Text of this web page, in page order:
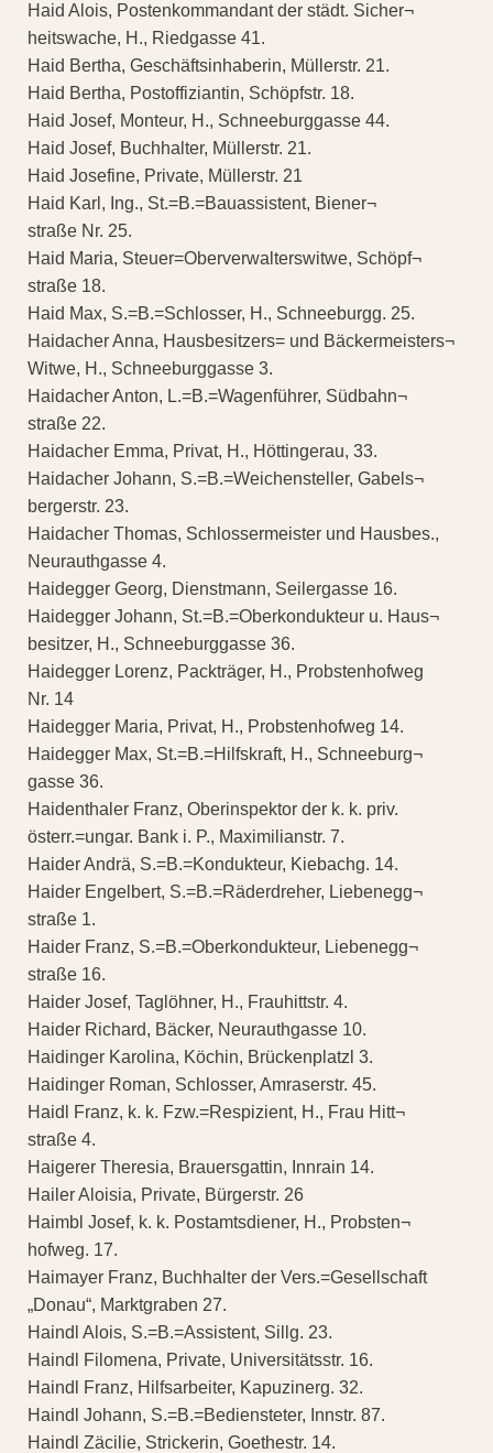
Haid Alois, Postenkommandant der städt. Sicher¬
heitswache, H., Riedgasse 41.
Haid Bertha, Geschäftsinhaberin, Müllerstr. 21.
Haid Bertha, Postoffiziantin, Schöpfstr. 18.
Haid Josef, Monteur, H., Schneeburggasse 44.
Haid Josef, Buchhalter, Müllerstr. 21.
Haid Josefine, Private, Müllerstr. 21
Haid Karl, Ing., St.=B.=Bauassistent, Biener¬
straße Nr. 25.
Haid Maria, Steuer=Oberverwalterswitwe, Schöpf¬
straße 18.
Haid Max, S.=B.=Schlosser, H., Schneeburgg. 25.
Haidacher Anna, Hausbesitzers= und Bäckermeisters¬
Witwe, H., Schneeburggasse 3.
Haidacher Anton, L.=B.=Wagenführer, Südbahn¬
straße 22.
Haidacher Emma, Privat, H., Höttingerau, 33.
Haidacher Johann, S.=B.=Weichensteller, Gabels¬
bergerstr. 23.
Haidacher Thomas, Schlossermeister und Hausbes.,
Neurauthgasse 4.
Haidegger Georg, Dienstmann, Seilergasse 16.
Haidegger Johann, St.=B.=Oberkondukteur u. Haus¬
besitzer, H., Schneeburggasse 36.
Haidegger Lorenz, Packträger, H., Probstenhofweg
Nr. 14
Haidegger Maria, Privat, H., Probstenhofweg 14.
Haidegger Max, St.=B.=Hilfskraft, H., Schneeburg¬
gasse 36.
Haidenthaler Franz, Oberinspektor der k. k. priv.
österr.=ungar. Bank i. P., Maximilianstr. 7.
Haider Andrä, S.=B.=Kondukteur, Kiebachg. 14.
Haider Engelbert, S.=B.=Räderdreher, Liebenegg¬
straße 1.
Haider Franz, S.=B.=Oberkondukteur, Liebenegg¬
straße 16.
Haider Josef, Taglöhner, H., Frauhittstr. 4.
Haider Richard, Bäcker, Neurauthgasse 10.
Haidinger Karolina, Köchin, Brückenplatzl 3.
Haidinger Roman, Schlosser, Amraserstr. 45.
Haidl Franz, k. k. Fzw.=Respizient, H., Frau Hitt¬
straße 4.
Haigerer Theresia, Brauersgattin, Innrain 14.
Hailer Aloisia, Private, Bürgerstr. 26
Haimbl Josef, k. k. Postamtsdiener, H., Probsten¬
hofweg. 17.
Haimayer Franz, Buchhalter der Vers.=Gesellschaft
„Donau“, Marktgraben 27.
Haindl Alois, S.=B.=Assistent, Sillg. 23.
Haindl Filomena, Private, Universitätsstr. 16.
Haindl Franz, Hilfsarbeiter, Kapuzinerg. 32.
Haindl Johann, S.=B.=Bediensteter, Innstr. 87.
Haindl Zäcilie, Strickerin, Goethestr. 14.